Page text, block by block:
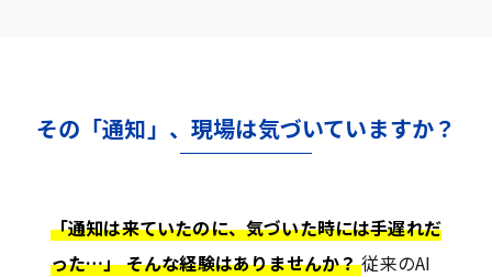
その「通知」、現場は気づいていますか？
「通知は来ていたのに、気づいた時には手遅れだ
った…」 そんな経験はありませんか？従来のAI